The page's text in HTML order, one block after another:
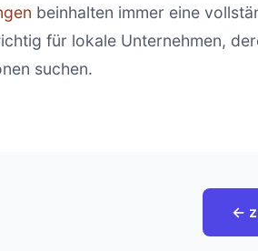
beinhalten immer eine
für lokale Unternehmen,
suchen.
←